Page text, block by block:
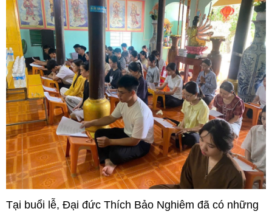
Tại buổi lễ, Đại đức Thích Bảo Nghiêm đã có những